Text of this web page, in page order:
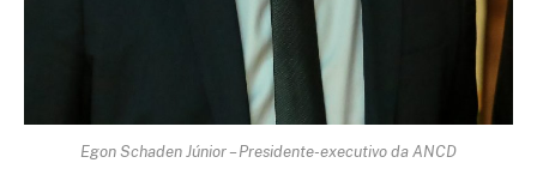
Egon Schaden Júnior – Presidente-executivo da ANCD